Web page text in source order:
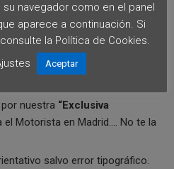
accesorios y
Marcas:
Kawasaki, Piaggio, Vespa,
por nuestra “Exclusiva
el Motorista en Madrid…. No te la
salvo error tipográfico.
navegador como en el panel
aparece a continuación. Si
la Política de Cookies.
Aceptar